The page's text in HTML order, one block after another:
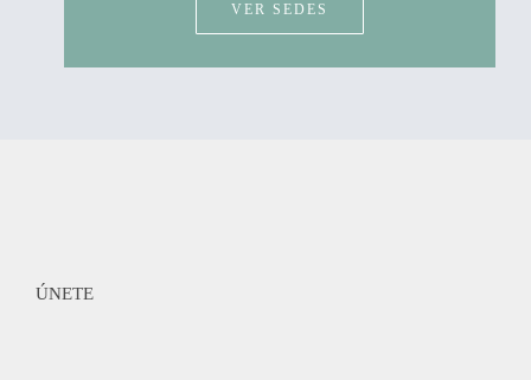
VER SEDES
ÚNETE